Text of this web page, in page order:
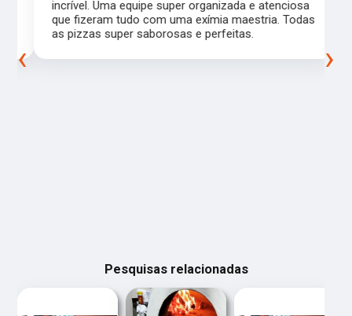
incrível. Uma equipe super organizada e atenciosa
que fizeram tudo com uma exímia maestria. Todas
as pizzas super saborosas e perfeitas.
‹ ›
Pesquisas relacionadas